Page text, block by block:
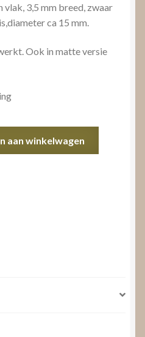
3,5 mm breed, zwaar
ca 15 mm.
Ook in matte versie
aan winkelwagen